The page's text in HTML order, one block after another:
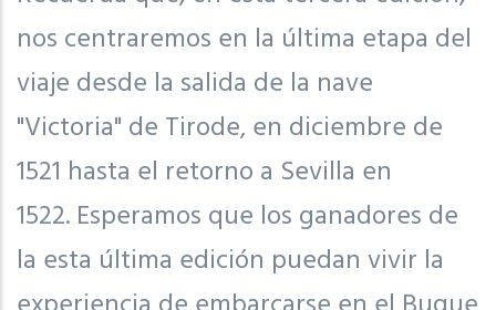
nos centraremos en la última etapa del
viaje desde la salida de la nave
"Victoria" de Tirode, en diciembre de
1521 hasta el retorno a Sevilla en
1522. Esperamos que los ganadores de
la esta última edición puedan vivir la